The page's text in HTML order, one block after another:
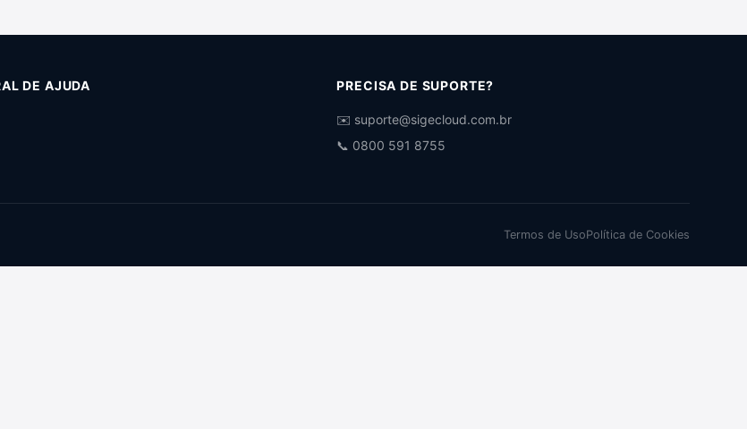
DE AJUDA PRECISA DE SUPORTE?
✉️ suporte@sigecloud.com.br
📞 0800 591 8755
Termos de UsoPolítica de Cookies